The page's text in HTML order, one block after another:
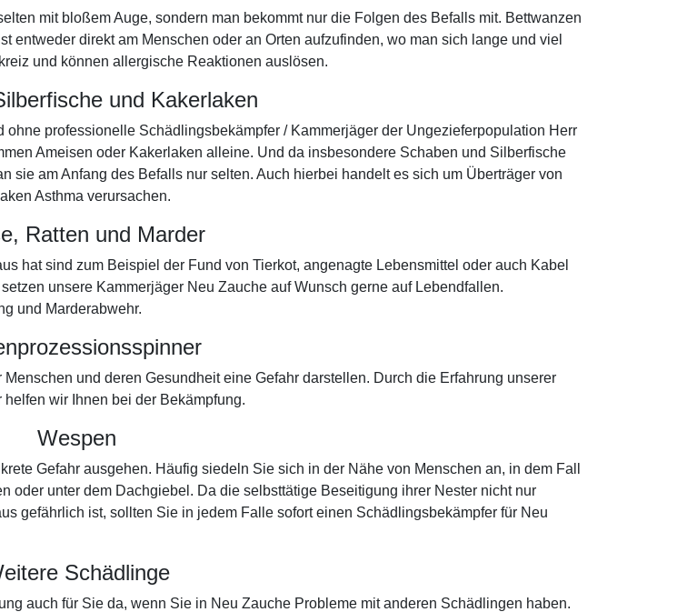
mit bloßem Auge, sondern man bekommt nur die Folgen des Befalls mit. Bettwanzen
entweder direkt am Menschen oder an Orten aufzufinden, wo man sich lange und viel
und können allergische Reaktionen auslösen.
und Kakerlaken
professionelle Schädlingsbekämpfer / Kammerjäger der Ungezieferpopulation Herr
Ameisen oder Kakerlaken alleine. Und da insbesondere Schaben und Silberfische
sie am Anfang des Befalls nur selten. Auch hierbei handelt es sich um Überträger von
Asthma verursachen.
Ratten und Marder
hat sind zum Beispiel der Fund von Tierkot, angenagte Lebensmittel oder auch Kabel
unsere Kammerjäger Neu Zauche auf Wunsch gerne auf Lebendfallen.
und Marderabwehr.
und deren Gesundheit eine Gefahr darstellen. Durch die Erfahrung unserer
wir Ihnen bei der Bekämpfung.
Wespen
Gefahr ausgehen. Häufig siedeln Sie sich in der Nähe von Menschen an, in dem Fall
oder unter dem Dachgiebel. Da die selbsttätige Beseitigung ihrer Nester nicht nur
gefährlich ist, sollten Sie in jedem Falle sofort einen Schädlingsbekämpfer für Neu
Schädlinge
auch für Sie da, wenn Sie in Neu Zauche Probleme mit anderen Schädlingen haben.